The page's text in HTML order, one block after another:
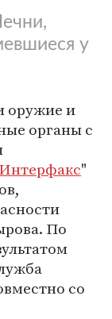
у
оружие и
органы с
Интерфакс"
По
со